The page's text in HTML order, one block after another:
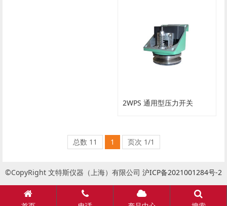
2WPS 通用型压力开关
总数 11 1 页次 1/1
©CopyRight 文特斯仪器（上海）有限公司 沪ICP备2021001284号-2